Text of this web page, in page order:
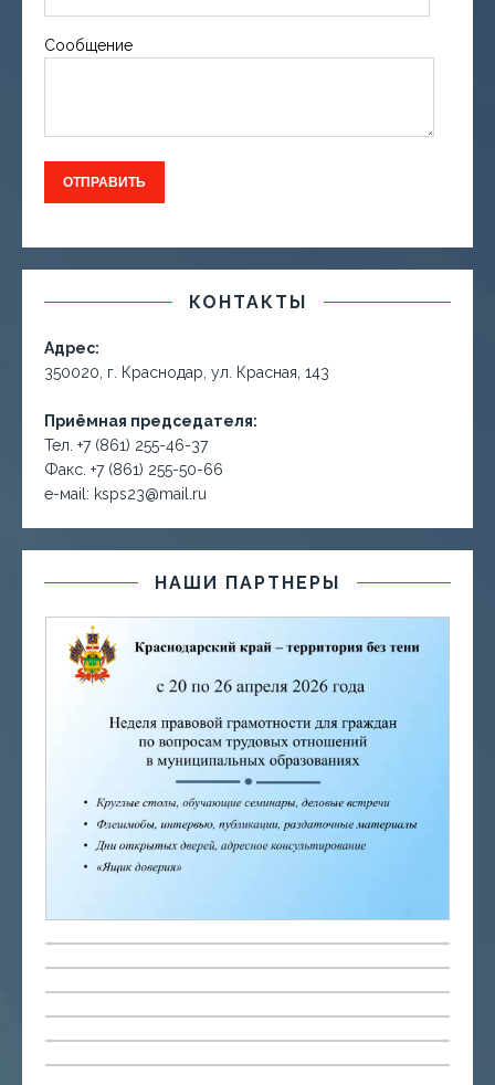
Сообщение
КОНТАКТЫ
Адрес:
350020, г. Краснодар, ул. Красная, 143
Приёмная председателя:
Тел. +7 (861) 255-46-37
Факс. +7 (861) 255-50-66
е-маil: ksps23@mail.ru
НАШИ ПАРТНЕРЫ